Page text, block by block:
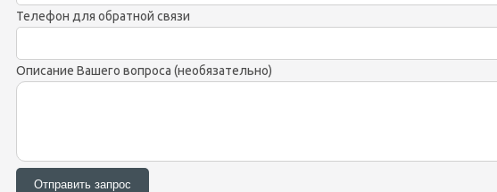
Телефон для обратной связи
Описание Вашего вопроса (необязательно)